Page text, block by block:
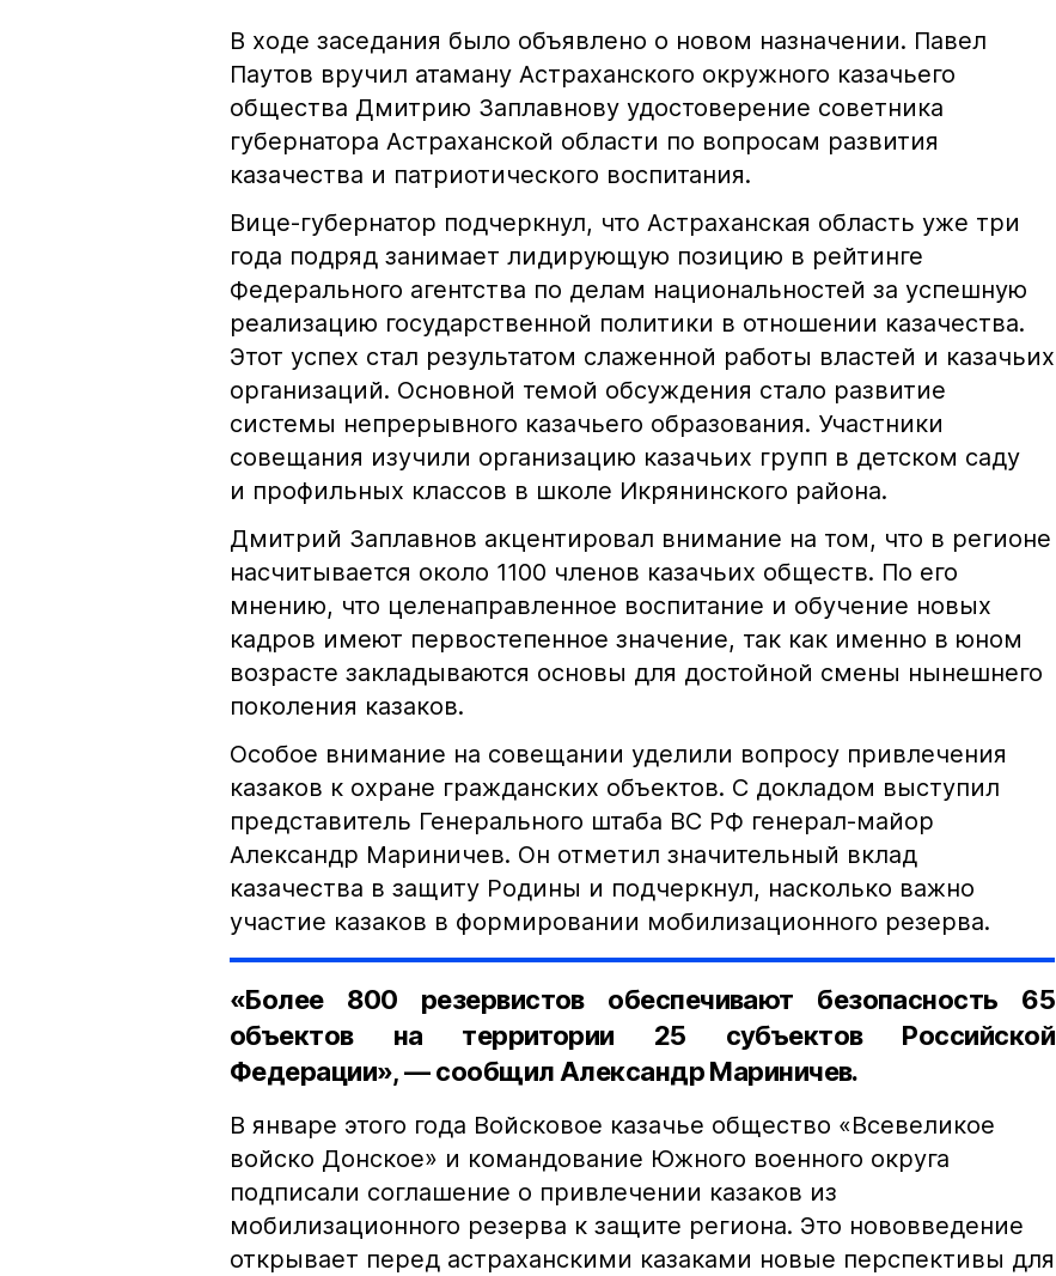
В ходе заседания было объявлено о новом назначении. Павел
Паутов вручил атаману Астраханского окружного казачьего
общества Дмитрию Заплавнову удостоверение советника
губернатора Астраханской области по вопросам развития
казачества и патриотического воспитания.
Вице-губернатор подчеркнул, что Астраханская область уже три
года подряд занимает лидирующую позицию в рейтинге
Федерального агентства по делам национальностей за успешную
реализацию государственной политики в отношении казачества.
Этот успех стал результатом слаженной работы властей и казачьих
организаций. Основной темой обсуждения стало развитие
системы непрерывного казачьего образования. Участники
совещания изучили организацию казачьих групп в детском саду
и профильных классов в школе Икрянинского района.
Дмитрий Заплавнов акцентировал внимание на том, что в регионе
насчитывается около 1100 членов казачьих обществ. По его
мнению, что целенаправленное воспитание и обучение новых
кадров имеют первостепенное значение, так как именно в юном
возрасте закладываются основы для достойной смены нынешнего
поколения казаков.
Особое внимание на совещании уделили вопросу привлечения
казаков к охране гражданских объектов. С докладом выступил
представитель Генерального штаба ВС РФ генерал-майор
Александр Мариничев. Он отметил значительный вклад
казачества в защиту Родины и подчеркнул, насколько важно
участие казаков в формировании мобилизационного резерва.
«Более 800 резервистов обеспечивают безопасность 65
объектов на территории 25 субъектов Российской
Федерации», — сообщил Александр Мариничев.
В январе этого года Войсковое казачье общество «Всевеликое
войско Донское» и командование Южного военного округа
подписали соглашение о привлечении казаков из
мобилизационного резерва к защите региона. Это нововведение
открывает перед астраханскими казаками новые перспективы для